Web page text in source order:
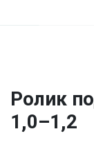
Ролик
1,0–1,2